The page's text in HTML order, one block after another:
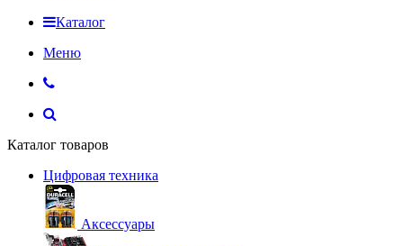
Каталог
Меню
Каталог товаров
Цифровая техника
Аксессуары